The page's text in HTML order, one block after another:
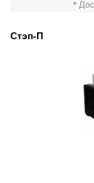
*
Стэп-П